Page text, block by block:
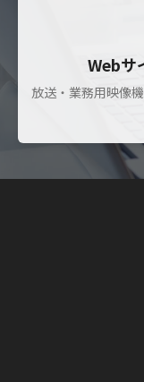
Webサ
放送・業務用映像